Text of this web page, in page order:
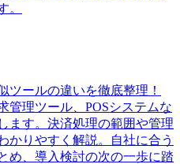
。
ツールの違いを徹底整理！
管理ツール、POSシステムな
ます。決済処理の範囲や管理
かりやすく解説。自社に合う
め、導入検討の次の一歩に踏